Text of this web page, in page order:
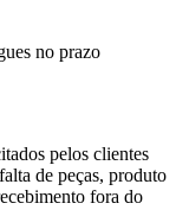
no prazo
pelos clientes
de peças, produto
fora do